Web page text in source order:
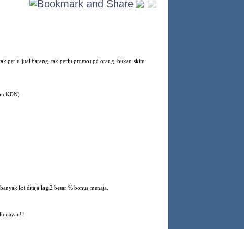
perlu jual barang, tak perlu promot pd orang, bukan skim
KDN)
lot ditaja lagi2 besar % bonus menaja.